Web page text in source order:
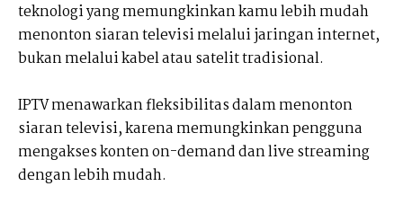
teknologi yang memungkinkan kamu lebih mudah
menonton siaran televisi melalui jaringan internet,
bukan melalui kabel atau satelit tradisional.
IPTV menawarkan fleksibilitas dalam menonton
siaran televisi, karena memungkinkan pengguna
mengakses konten on-demand dan live streaming
dengan lebih mudah.